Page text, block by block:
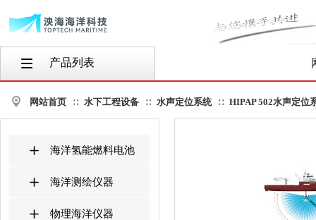
按钮文本
产品列表
网站首页 ∷ 水下工程设备 ∷ 水声定位系统 ∷ HIPAP 502水声定位
海洋氢能燃料电池
海洋测绘仪器
物理海洋仪器